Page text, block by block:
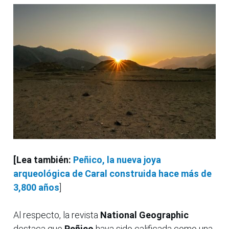
[Lea también: Peñico, la nueva joya
arqueológica de Caral construida hace más de
3,800 años]
Al respecto, la revista National Geographic